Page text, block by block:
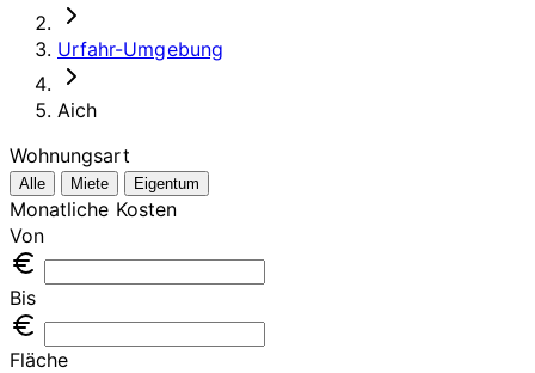
Urfahr-Umgebung
Aich
Wohnungsart
Alle Miete Eigentum
Monatliche Kosten
Von
Bis
Fläche